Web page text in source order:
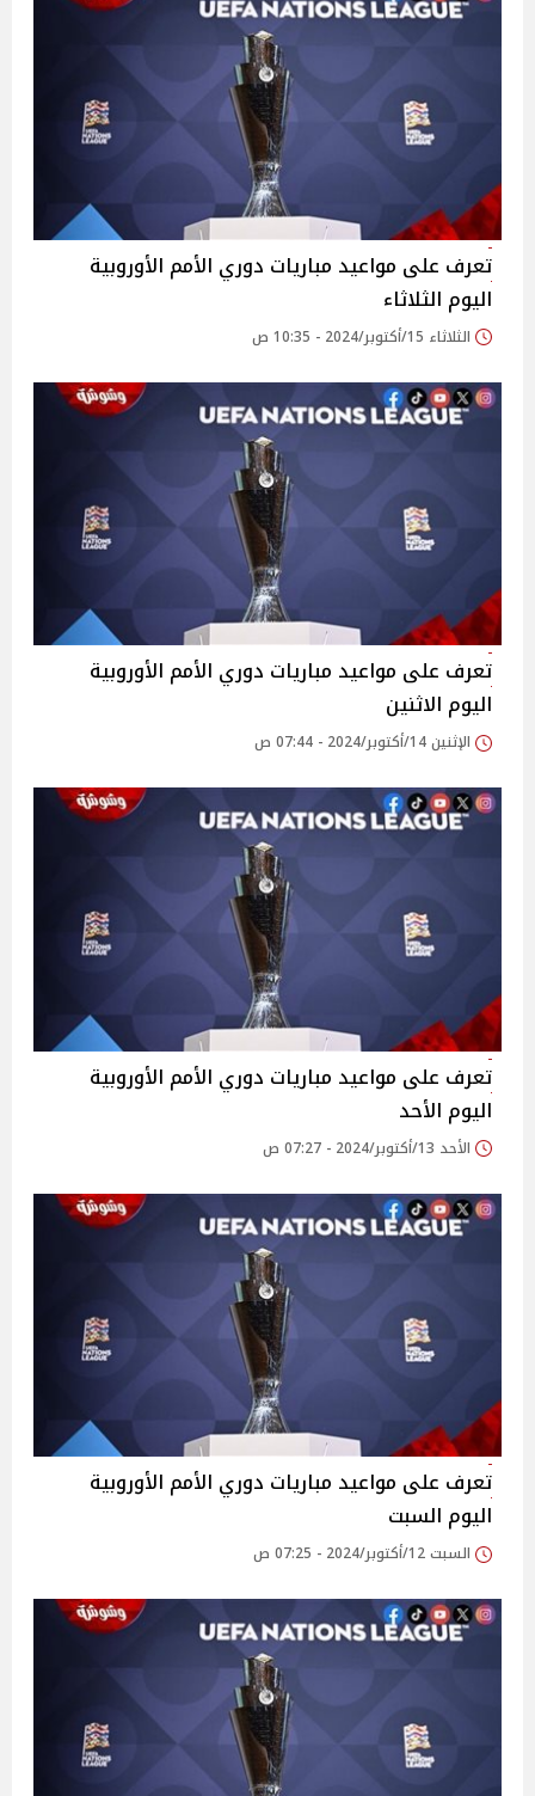
تعرف على مواعيد مباريات دوري الأمم الأوروبية
اليوم الثلاثاء
الثلاثاء 15/أكتوبر/2024 - 10:35 ص
تعرف على مواعيد مباريات دوري الأمم الأوروبية
اليوم الاثنين
الإثنين 14/أكتوبر/2024 - 07:44 ص
تعرف على مواعيد مباريات دوري الأمم الأوروبية
اليوم الأحد
الأحد 13/أكتوبر/2024 - 07:27 ص
تعرف على مواعيد مباريات دوري الأمم الأوروبية
اليوم السبت
السبت 12/أكتوبر/2024 - 07:25 ص